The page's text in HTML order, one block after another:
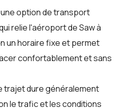
option de transport
relie l'aéroport de Saw à
un horaire fixe et permet
confortablement et sans
trajet dure généralement
le trafic et les conditions